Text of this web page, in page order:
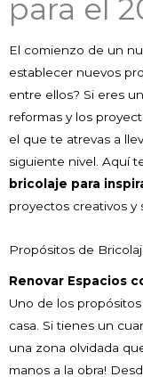
para el
El comienzo de un
establecer nuevos
entre ellos? Si eres
reformas y los
el que te atrevas a
siguiente nivel. Aquí
bricolaje para
proyectos creativos y
Propósitos de
Renovar Espacios
Uno de los
casa. Si tienes un
una zona olvidada
manos a la obra!